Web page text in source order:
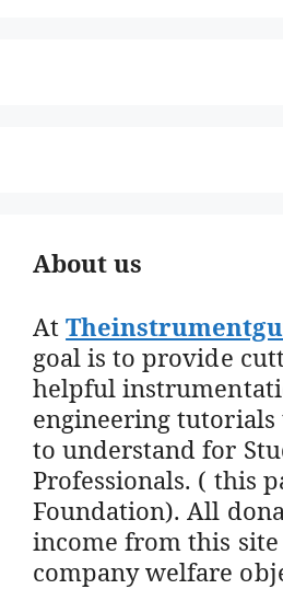
About us
At
goal is to provide
helpful
engineering tutorials
to understand for
Professionals. ( this
Foundation). All
income from this
company welfare